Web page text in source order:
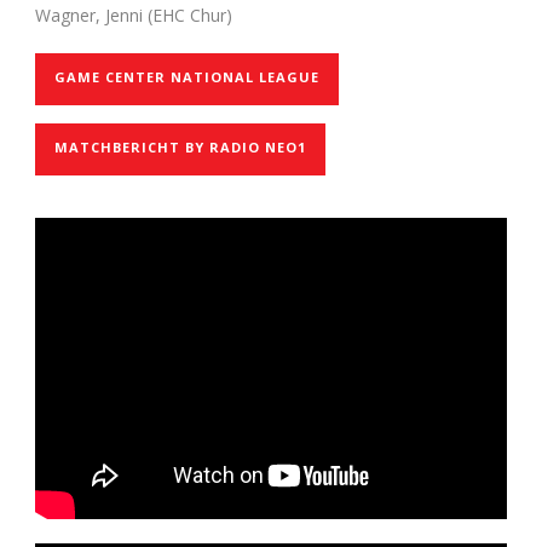
Wagner, Jenni (EHC Chur)
GAME CENTER NATIONAL LEAGUE
MATCHBERICHT BY RADIO NEO1